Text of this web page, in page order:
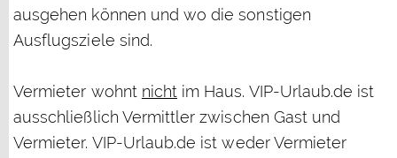
ausgehen können und wo die sonstigen
Ausflugsziele sind.
Vermieter wohnt nicht im Haus. VIP-Urlaub.de ist
ausschließlich Vermittler zwischen Gast und
Vermieter. VIP-Urlaub.de ist weder Vermieter